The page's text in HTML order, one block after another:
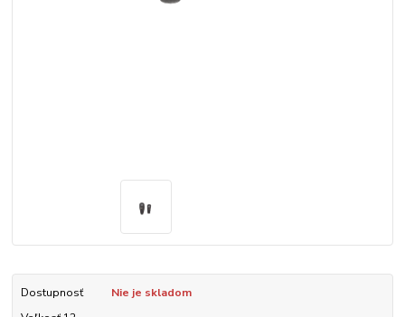
Dostupnosť
Nie je skladom